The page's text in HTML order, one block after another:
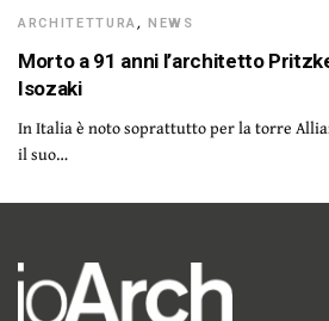
ARCHITETTURA,NEWS
Morto a 91 anni l’architetto
Isozaki
In Italia è noto soprattutto per la torre
il suo…